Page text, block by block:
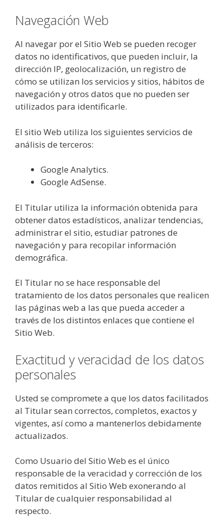
Navegación Web
Al navegar por el Sitio Web se pueden recoger
datos no identificativos, que pueden incluir, la
dirección IP, geolocalización, un registro de
cómo se utilizan los servicios y sitios, hábitos de
navegación y otros datos que no pueden ser
utilizados para identificarle.
El sitio Web utiliza los siguientes servicios de
análisis de terceros:
Google Analytics.
Google AdSense.
El Titular utiliza la información obtenida para
obtener datos estadísticos, analizar tendencias,
administrar el sitio, estudiar patrones de
navegación y para recopilar información
demográfica.
El Titular no se hace responsable del
tratamiento de los datos personales que realicen
las páginas web a las que pueda acceder a
través de los distintos enlaces que contiene el
Sitio Web.
Exactitud y veracidad de los datos
personales
Usted se compromete a que los datos facilitados
al Titular sean correctos, completos, exactos y
vigentes, así como a mantenerlos debidamente
actualizados.
Como Usuario del Sitio Web es el único
responsable de la veracidad y corrección de los
datos remitidos al Sitio Web exonerando al
Titular de cualquier responsabilidad al
respecto.